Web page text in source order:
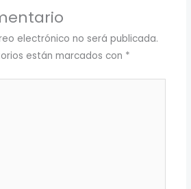
electrónico no será publicada.
están marcados con *